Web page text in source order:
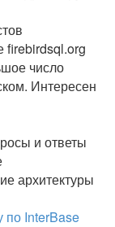
firebirdsql.org
число
Интересен
и ответы
архитектуры
по InterBase